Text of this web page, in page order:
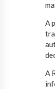
A
A